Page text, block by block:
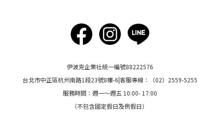
伊波克企業社統一編號88222576
台北市中正區杭州南路1段23號8樓-6|客服專線：（02）2559-5255
服務時間：週一～週五 10:00- 17:00
（不包含國定假日及例假日）